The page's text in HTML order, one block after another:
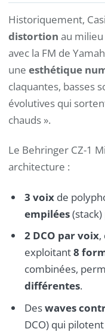
Historiquement,
distortion au
avec la FM de
une esthétique
claquantes, basses
évolutives qui
chauds ».
Le Behringer CZ-1
architecture :
3 voixde
empilées(stack)
2 DCO par voix,
exploitant8
combinées,
différentes.
Deswaves
DCO) qui